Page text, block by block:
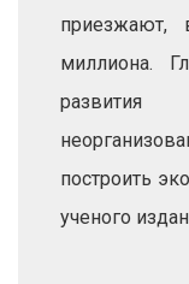
миллиона.
построить
ученого